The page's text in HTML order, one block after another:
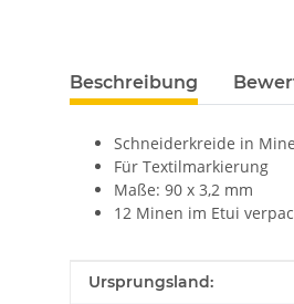
Beschreibung
Schneiderkreide in
Für Textilmarkierung
Maße: 90 x 3,2 mm
12 Minen im Etui
Produkteigenschaft
Wert
Ursprungsland: